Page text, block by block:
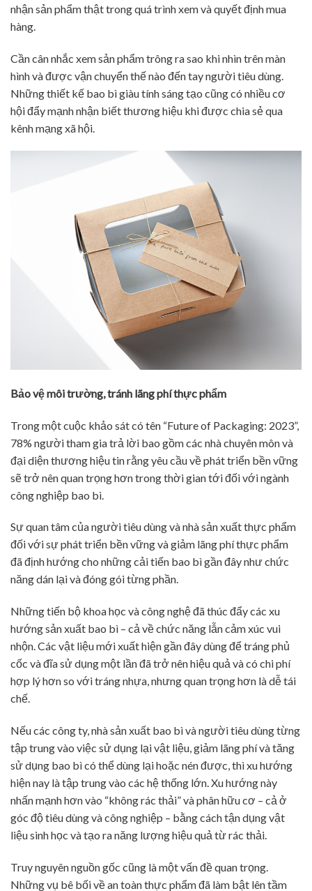
nhận sản phẩm thật trong quá trình xem và quyết định mua
hàng.
Cần cân nhắc xem sản phẩm trông ra sao khi nhìn trên màn
hình và được vận chuyển thế nào đến tay người tiêu dùng.
Những thiết kế bao bì giàu tính sáng tạo cũng có nhiều cơ
hội đẩy mạnh nhận biết thương hiệu khi được chia sẻ qua
kênh mạng xã hội.
Bảo vệ môi trường, tránh lãng phí thực phẩm
Trong một cuộc khảo sát có tên “Future of Packaging: 2023”,
78% người tham gia trả lời bao gồm các nhà chuyên môn và
đại diện thương hiệu tin rằng yêu cầu về phát triển bền vững
sẽ trở nên quan trọng hơn trong thời gian tới đối với ngành
công nghiệp bao bì.
Sự quan tâm của người tiêu dùng và nhà sản xuất thực phẩm
đối với sự phát triển bền vững và giảm lãng phí thực phẩm
đã định hướng cho những cải tiến bao bì gần đây như chức
năng dán lại và đóng gói từng phần.
Những tiến bộ khoa học và công nghệ đã thúc đẩy các xu
hướng sản xuất bao bì – cả về chức năng lẫn cảm xúc vui
nhộn. Các vật liệu mới xuất hiện gần đây dùng để tráng phủ
cốc và đĩa sử dụng một lần đã trở nên hiệu quả và có chi phí
hợp lý hơn so với tráng nhựa, nhưng quan trọng hơn là dễ tái
chế.
Nếu các công ty, nhà sản xuất bao bì và người tiêu dùng từng
tập trung vào việc sử dụng lại vật liệu, giảm lãng phí và tăng
sử dụng bao bì có thể dùng lại hoặc nén được, thì xu hướng
hiện nay là tập trung vào các hệ thống lớn. Xu hướng này
nhấn mạnh hơn vào “không rác thải” và phân hữu cơ – cả ở
góc độ tiêu dùng và công nghiệp – bằng cách tận dụng vật
liệu sinh học và tạo ra năng lượng hiệu quả từ rác thải.
Truy nguyên nguồn gốc cũng là một vấn đề quan trọng.
Những vụ bê bối về an toàn thực phẩm đã làm bật lên tầm